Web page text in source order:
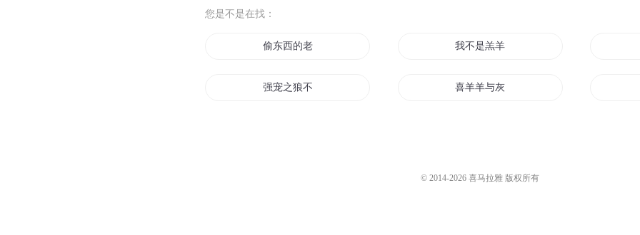
您是不是在找：
偷东西的老山羊 我不是羔羊
强宠之狼不爱羊 喜羊羊与灰太狼之极地神兵
© 2014-2026 喜马拉雅 版权所有